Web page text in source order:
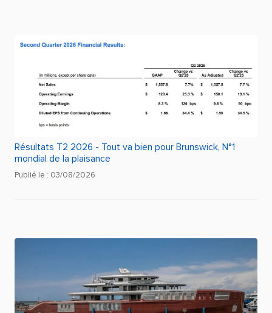
Résultats T2 2026 - Tout va bien pour Brunswick, N°1
mondial de la plaisance
Publié le : 03/08/2026